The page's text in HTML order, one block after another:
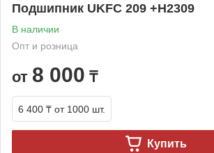
Подшипник UKFC 209 +H2309
В наличии
Опт и розница
от 8 000 ₸
6 400 ₸ от 1000 шт.
Купить